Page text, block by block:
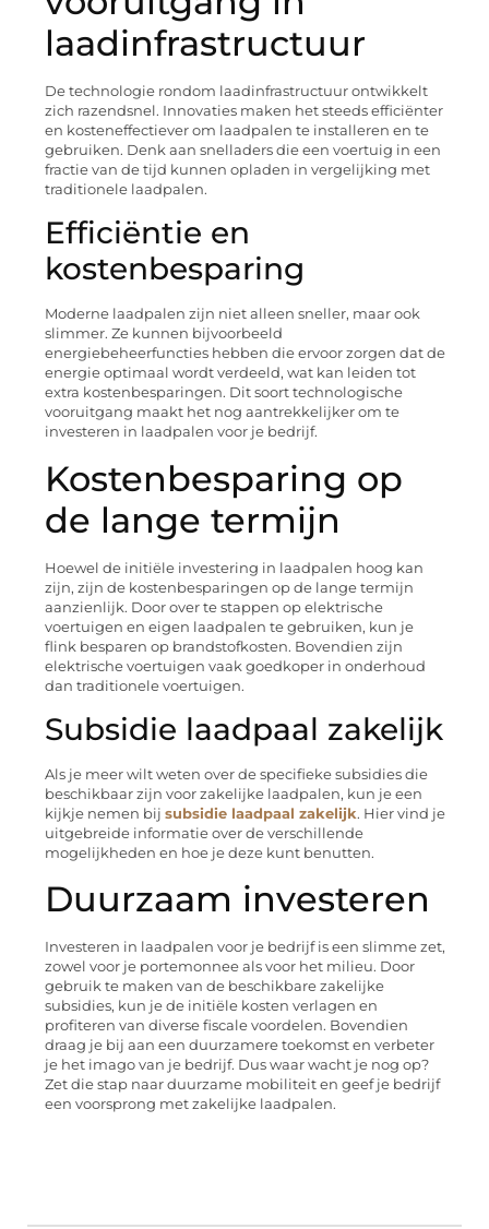
laadinfrastructuur
De technologie rondom laadinfrastructuur ontwikkelt
zich razendsnel. Innovaties maken het steeds efficiënter
en kosteneffectiever om laadpalen te installeren en te
gebruiken. Denk aan snelladers die een voertuig in een
fractie van de tijd kunnen opladen in vergelijking met
traditionele laadpalen.
Efficiëntie en
kostenbesparing
Moderne laadpalen zijn niet alleen sneller, maar ook
slimmer. Ze kunnen bijvoorbeeld
energiebeheerfuncties hebben die ervoor zorgen dat de
energie optimaal wordt verdeeld, wat kan leiden tot
extra kostenbesparingen. Dit soort technologische
vooruitgang maakt het nog aantrekkelijker om te
investeren in laadpalen voor je bedrijf.
Kostenbesparing op
de lange termijn
Hoewel de initiële investering in laadpalen hoog kan
zijn, zijn de kostenbesparingen op de lange termijn
aanzienlijk. Door over te stappen op elektrische
voertuigen en eigen laadpalen te gebruiken, kun je
flink besparen op brandstofkosten. Bovendien zijn
elektrische voertuigen vaak goedkoper in onderhoud
dan traditionele voertuigen.
Subsidie laadpaal zakelijk
Als je meer wilt weten over de specifieke subsidies die
beschikbaar zijn voor zakelijke laadpalen, kun je een
kijkje nemen bij subsidie laadpaal zakelijk. Hier vind je
uitgebreide informatie over de verschillende
mogelijkheden en hoe je deze kunt benutten.
Duurzaam investeren
Investeren in laadpalen voor je bedrijf is een slimme zet,
zowel voor je portemonnee als voor het milieu. Door
gebruik te maken van de beschikbare zakelijke
subsidies, kun je de initiële kosten verlagen en
profiteren van diverse fiscale voordelen. Bovendien
draag je bij aan een duurzamere toekomst en verbeter
je het imago van je bedrijf. Dus waar wacht je nog op?
Zet die stap naar duurzame mobiliteit en geef je bedrijf
een voorsprong met zakelijke laadpalen.